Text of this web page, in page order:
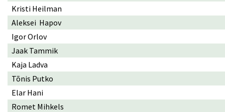
Kristi Heilman
Aleksei Hapov
Igor Orlov
Jaak Tammik
Kaja Ladva
Tõnis Putko
Elar Hani
Romet Mihkels